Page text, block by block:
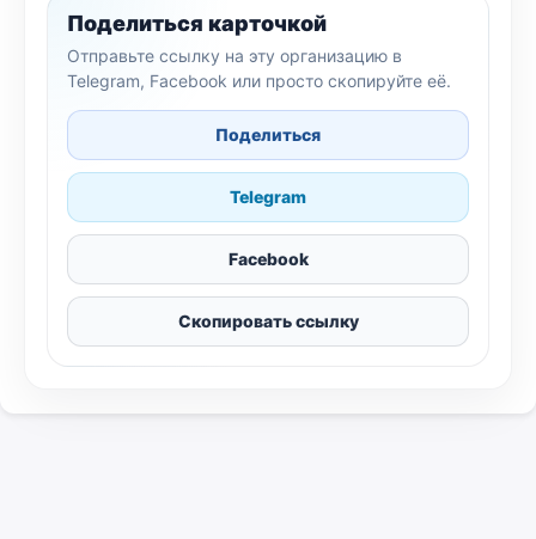
Поделиться карточкой
Отправьте ссылку на эту организацию в
Telegram, Facebook или просто скопируйте её.
Поделиться
Telegram
Facebook
Скопировать ссылку